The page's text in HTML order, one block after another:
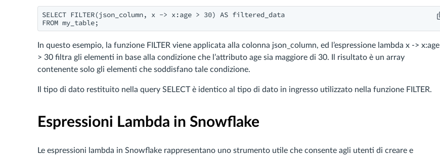
SELECT FILTER(json_column, x -> x:age > 30) AS filtered_data
FROM my_table;
In questo esempio, la funzione FILTER viene applicata alla colonna json_column, ed l’espressione lambda x -> x:age
> 30 filtra gli elementi in base alla condizione che l’attributo age sia maggiore di 30. Il risultato è un array
contenente solo gli elementi che soddisfano tale condizione.
Il tipo di dato restituito nella query SELECT è identico al tipo di dato in ingresso utilizzato nella funzione FILTER.
Espressioni Lambda in Snowflake
Le espressioni lambda in Snowflake rappresentano uno strumento utile che consente agli utenti di creare e